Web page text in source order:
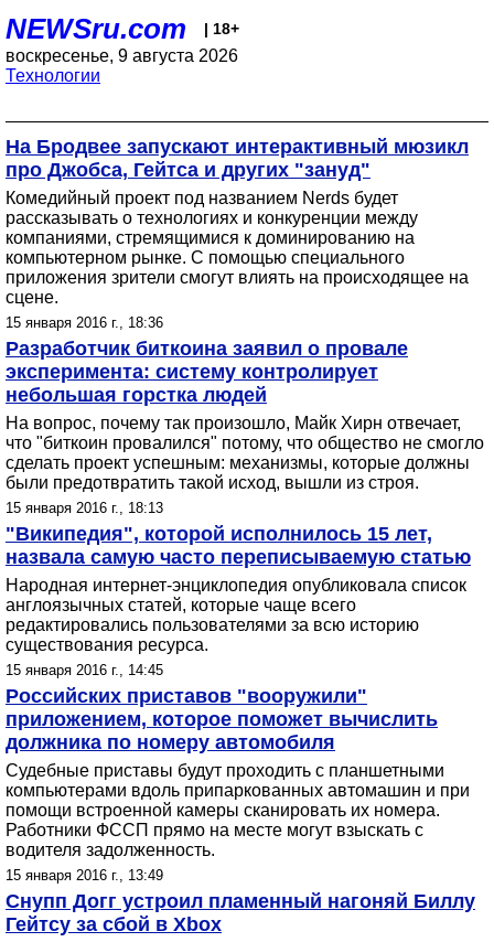
NEWSru.com | 18+
воскресенье, 9 августа 2026
Технологии
На Бродвее запускают интерактивный мюзикл
про Джобса, Гейтса и других "зануд"
Комедийный проект под названием Nerds будет
рассказывать о технологиях и конкуренции между
компаниями, стремящимися к доминированию на
компьютерном рынке. С помощью специального
приложения зрители смогут влиять на происходящее на
сцене.
15 января 2016 г., 18:36
Разработчик биткоина заявил о провале
эксперимента: систему контролирует
небольшая горстка людей
На вопрос, почему так произошло, Майк Хирн отвечает,
что "биткоин провалился" потому, что общество не смогло
сделать проект успешным: механизмы, которые должны
были предотвратить такой исход, вышли из строя.
15 января 2016 г., 18:13
"Википедия", которой исполнилось 15 лет,
назвала самую часто переписываемую статью
Народная интернет-энциклопедия опубликовала список
англоязычных статей, которые чаще всего
редактировались пользователями за всю историю
существования ресурса.
15 января 2016 г., 14:45
Российских приставов "вооружили"
приложением, которое поможет вычислить
должника по номеру автомобиля
Судебные приставы будут проходить с планшетными
компьютерами вдоль припаркованных автомашин и при
помощи встроенной камеры сканировать их номера.
Работники ФССП прямо на месте могут взыскать с
водителя задолженность.
15 января 2016 г., 13:49
Снупп Догг устроил пламенный нагоняй Биллу
Гейтсу за сбой в Xbox